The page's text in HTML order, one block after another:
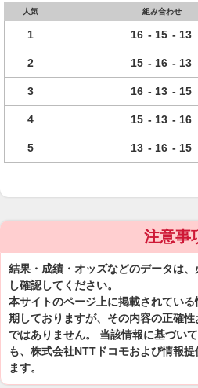
人気 組み合わせ
1 16 - 15 - 13
2 15 - 16 - 13
3 16 - 13 - 15
4 15 - 13 - 16
5 13 - 16 - 15
注意事
結果・成績・オッズなどのデータは
し確認してください。
本サイトのページ上に掲載されてい
期しておりますが、その内容の正確
ではありません。 当該情報に基づい
も、株式会社NTTドコモおよび情報
ます。